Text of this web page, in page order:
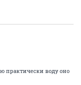
практически воду оно